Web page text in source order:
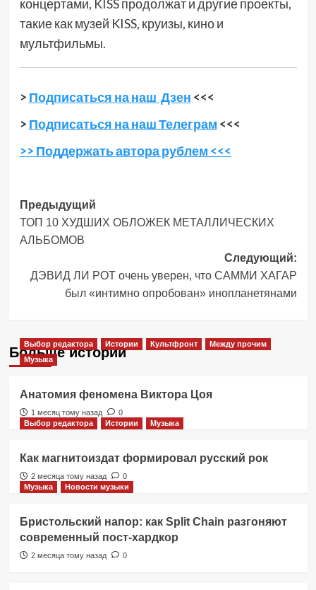
концертами, KISS продолжат и другие проекты,
такие как музей KISS, круизы, кино и
мультфильмы.
> Подписаться на наш Дзен <<<
> Подписаться на наш Телеграм <<<
>> Поддержать автора рублем <<<
Навигация
записи
Предыдущий
ТОП 10 ХУДШИХ ОБЛОЖЕК МЕТАЛЛИЧЕСКИХ
АЛЬБОМОВ
Следующий:
ДЭВИД ЛИ РОТ очень уверен, что САММИ ХАГАР
был «интимно опробован» инопланетянами
Больше историй
Выбор редактора Истории Культфронт
Между прочим
Музыка
Анатомия феномена Виктора Цоя
1 месяц тому назад
0
Выбор редактора
Истории Музыка
Как магнитоиздат формировал русский рок
2 месяца тому назад
0
Музыка
Новости музыки
Бристольский напор: как Split Chain разгоняют
современный пост-хардкор
2 месяца тому назад 0